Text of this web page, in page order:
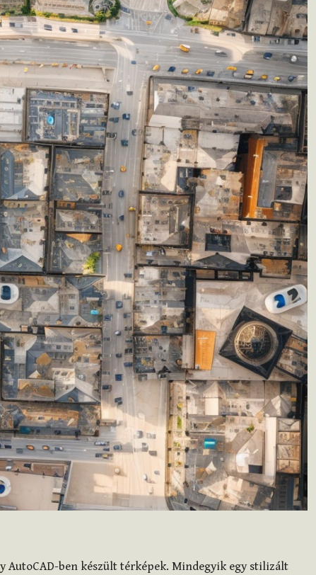
AutoCAD-ben készült térképek. Mindegyik egy stilizált